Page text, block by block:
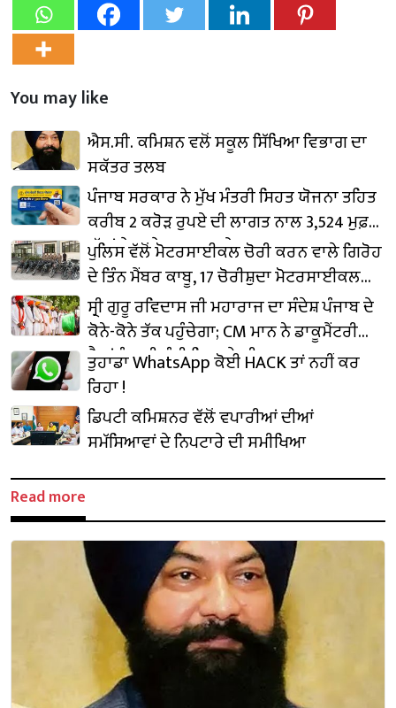
You may like
ਐਸ.ਸੀ. ਕਮਿਸ਼ਨ ਵਲੋਂ ਸਕੂਲ ਸਿੱਖਿਆ ਵਿਭਾਗ ਦਾ
ਸਕੱਤਰ ਤਲਬ
ਪੰਜਾਬ ਸਰਕਾਰ ਨੇ ਮੁੱਖ ਮੰਤਰੀ ਸਿਹਤ ਯੋਜਨਾ ਤਹਿਤ
ਕਰੀਬ 2 ਕਰੋੜ ਰੁਪਏ ਦੀ ਲਾਗਤ ਨਾਲ 3,524 ਮੁਫ਼ਤ
ਅੱਖਾਂ ਦੇ ਆਪ੍ਰੇਸ਼ਨ ਕਰਵਾਏ
ਪੁਲਿਸ ਵੱਲੋਂ ਮੋਟਰਸਾਈਕਲ ਚੋਰੀ ਕਰਨ ਵਾਲੇ ਗਿਰੋਹ
ਦੇ ਤਿੰਨ ਮੈਂਬਰ ਕਾਬੂ, 17 ਚੋਰੀਸ਼ੁਦਾ ਮੋਟਰਸਾਈਕਲ
ਬਰਾਮਦ
ਸ੍ਰੀ ਗੁਰੂ ਰਵਿਦਾਸ ਜੀ ਮਹਾਰਾਜ ਦਾ ਸੰਦੇਸ਼ ਪੰਜਾਬ ਦੇ
ਕੋਨੇ-ਕੋਨੇ ਤੱਕ ਪਹੁੰਚੇਗਾ; CM ਮਾਨ ਨੇ ਡਾਕੂਮੈਂਟਰੀ
ਵੈਨਾਂ ਨੂੰ ਹਰੀ ਝੰਡੀ ਦਿਖਾ ਕੇ ਕੀਤਾ ਰਵਾਨਾ
ਤੁਹਾਡਾ WhatsApp ਕੋਈ HACK ਤਾਂ ਨਹੀਂ ਕਰ
ਰਿਹਾ !
ਡਿਪਟੀ ਕਮਿਸ਼ਨਰ ਵੱਲੋਂ ਵਪਾਰੀਆਂ ਦੀਆਂ
ਸਮੱਸਿਆਵਾਂ ਦੇ ਨਿਪਟਾਰੇ ਦੀ ਸਮੀਖਿਆ
Read more